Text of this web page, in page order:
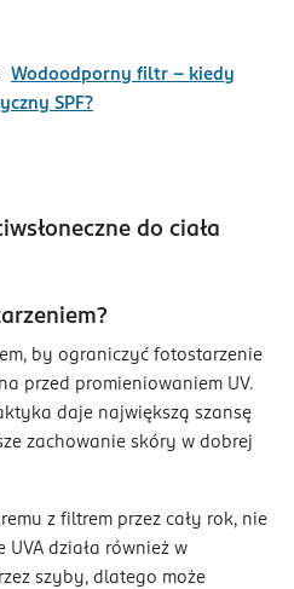
Wodoodporny filtr – kiedy
SPF?
do ciała
by ograniczyć fotostarzenie
przed promieniowaniem UV.
daje największą szansę
zachowanie skóry w dobrej
z filtrem przez cały rok, nie
działa również w
szyby, dlatego może